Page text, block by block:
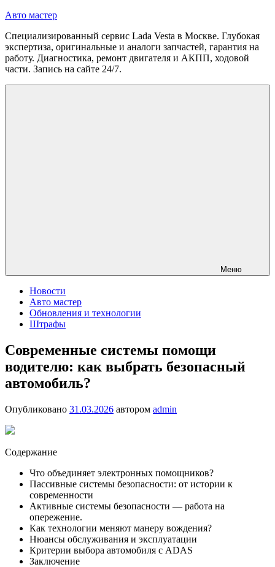
Перейти
содержимому
Авто мастер
Специализированный сервис Lada Vesta в Москве. Глубокая
экспертиза, оригинальные и аналоги запчастей, гарантия на
работу. Диагностика, ремонт двигателя и АКПП, ходовой
части. Запись на сайте 24/7.
Меню
Новости
Авто мастер
Обновления и технологии
Штрафы
Современные системы помощи
водителю: как выбрать безопасный
автомобиль?
Опубликовано 31.03.2026 автором admin
Содержание
Что объединяет электронных помощников?
Пассивные системы безопасности: от истории к
современности
Активные системы безопасности — работа на
опережение.
Как технологии меняют манеру вождения?
Нюансы обслуживания и эксплуатации
Критерии выбора автомобиля с ADAS
Заключение